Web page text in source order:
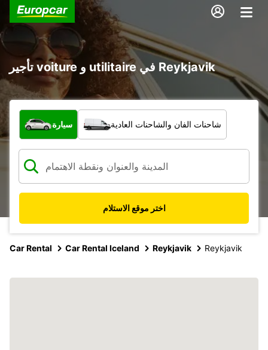
تأجير voiture و utilitaire في Reykjavik
ما نوع المركبة؟
سيارة شاحنات الفان والشاحنات العادية
اختر موقع الاستلام
Car Rental Car Rental Iceland Reykjavik Reykjavik